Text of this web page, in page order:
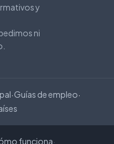
y
ni
·Guías de empleo·
funciona·